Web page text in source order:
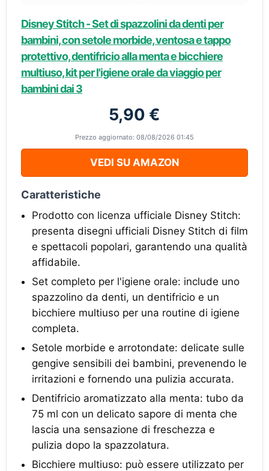
Disney Stitch - Set di spazzolini da denti per
bambini, con setole morbide, ventosa e tappo
protettivo, dentifricio alla menta e bicchiere
multiuso, kit per l'igiene orale da viaggio per
bambini dai 3
5,90 €
Prezzo aggiornato: 08/08/2026 01:45
VEDI SU AMAZON
Caratteristiche
Prodotto con licenza ufficiale Disney Stitch:
presenta disegni ufficiali Disney Stitch di film
e spettacoli popolari, garantendo una qualità
affidabile.
Set completo per l'igiene orale: include uno
spazzolino da denti, un dentifricio e un
bicchiere multiuso per una routine di igiene
completa.
Setole morbide e arrotondate: delicate sulle
gengive sensibili dei bambini, prevenendo le
irritazioni e fornendo una pulizia accurata.
Dentifricio aromatizzato alla menta: tubo da
75 ml con un delicato sapore di menta che
lascia una sensazione di freschezza e
pulizia dopo la spazzolatura.
Bicchiere multiuso: può essere utilizzato per